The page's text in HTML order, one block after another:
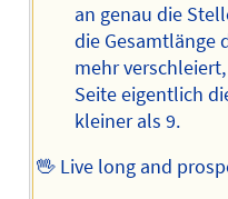
an genau die
die Gesamtlänge
mehr
Seite eigentlich
kleiner als 9.
🖖 Live long and